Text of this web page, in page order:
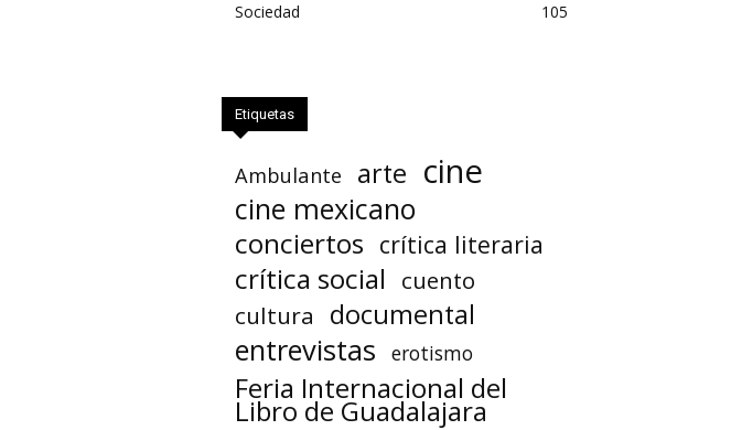
Sociedad
105
Etiquetas
Ambulante arte cine
cine mexicano
conciertos crítica literaria
crítica social
cuento
cultura
documental
entrevistas erotismo
Feria Internacional del
Libro de Guadalajara